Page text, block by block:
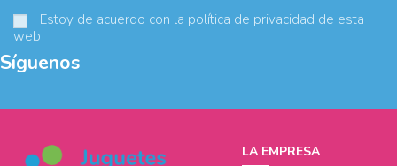
Estoy de acuerdo con la política de privacidad de esta
web
Síguenos
LA EMPRESA